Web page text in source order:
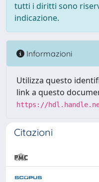
tutti i diritti sono
indicazione.
Informazioni
Utilizza questo
link a questo
https://
Citazioni